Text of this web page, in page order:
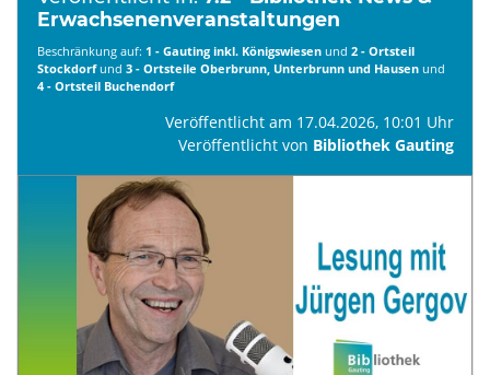
Erwachsenenveranstaltungen
Beschränkung auf: 1 - Gauting inkl. Königswiesen und 2 - Ortsteil
Stockdorf und 3 - Ortsteile Oberbrunn, Unterbrunn und Hausen und
4 - Ortsteil Buchendorf
Veröffentlicht am 17.04.2026, 10:01 Uhr
Veröffentlicht von Bibliothek Gauting